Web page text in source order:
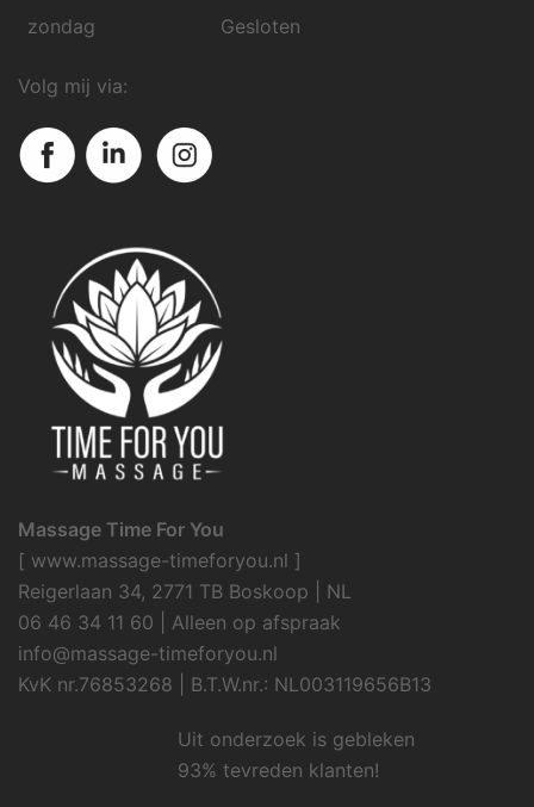
zondag Gesloten
Volg mij via:
Massage Time For You
[ www.massage-timeforyou.nl ]
Reigerlaan 34, 2771 TB Boskoop | NL
06 46 34 11 60 | Alleen op afspraak
info@massage-timeforyou.nl
KvK nr.76853268 | B.T.W.nr.: NL003119656B13
Uit onderzoek is gebleken
93% tevreden klanten!